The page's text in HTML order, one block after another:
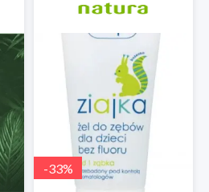
-33%